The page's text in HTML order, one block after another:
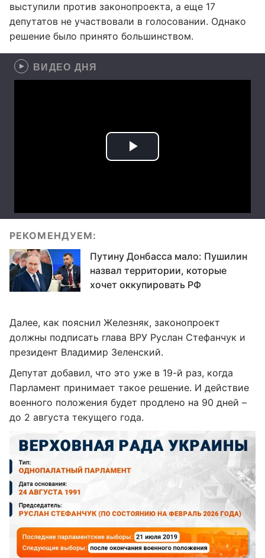
выступили против законопроекта, а еще 17
депутатов не участвовали в голосовании. Однако
решение было принято большинством.
ВИДЕО ДНЯ
РЕКОМЕНДУЕМ:
Путину Донбасса мало: Пушилин
назвал территории, которые
хочет оккупировать РФ
Далее, как пояснил Железняк, законопроект
должны подписать глава ВРУ Руслан Стефанчук и
президент Владимир Зеленский.
Депутат добавил, что это уже в 19-й раз, когда
Парламент принимает такое решение. И действие
военного положения будет продлено на 90 дней –
до 2 августа текущего года.